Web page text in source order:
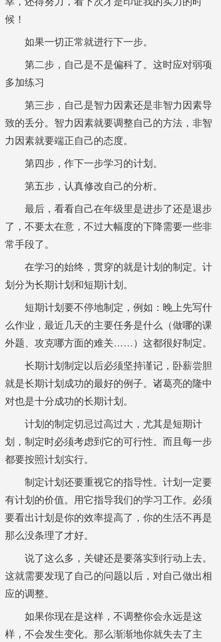
候！
如果一切正常就进行下一步。
第二步，自己是不是偏科了。这时应对弱项
多加练习
第三步，自己是智力因素还是非智力因素导
致的丢分。智力因素就要调整自己的方法，非智
力因素就要端正自己的态度。
第四步，作下一步学习的计划。
第五步，认真修改自己的分析。
最后，看看自己在年级里是进步了还是退步
了，不要太在意，不过大幅度的下降需要一些非
常手段了。
在学习的始终，贯穿的就是计划的制定。计
划分为长期计划和短期计划。
短期计划要不停地制定，例如：晚上先写什
么作业，最近几天的主要任务是什么（做哪的课
外题、攻克哪方面的难关……）这都很好制定。
长期计划制定以后必须坚持谨记，卧薪尝胆
就是长期计划成功的最好的例子。诸葛亮的隆中
对也是十分成功的长期计划。
计划的制定切忌过高过大，尤其是短期计
划，制定时必须考虑到它的可行性。而且每一步
都要按照计划实行。
制定计划还要重视它的指导性。计划一定要
有计划的价值。用它指导我们的学习工作。必须
要看出计划是你的效率提高了，你的生活不再是
那么没条理了才好。
说了这么多，关键还是要落实到行动上去。
这就需要发现了自己的问题以后，对自己做出相
应的调整。
如果你现在是这样，不调整你会永远是这
样，不会发生变化。那么渐渐地你就失去了主